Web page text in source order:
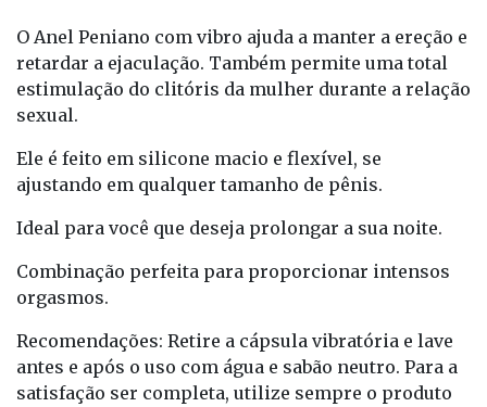
O Anel Peniano com vibro ajuda a manter a ereção e
retardar a ejaculação. Também permite uma total
estimulação do clitóris da mulher durante a relação
sexual.
Ele é feito em silicone macio e flexível, se
ajustando em qualquer tamanho de pênis.
Ideal para você que deseja prolongar a sua noite.
Combinação perfeita para proporcionar intensos
orgasmos.
Recomendações: Retire a cápsula vibratória e lave
antes e após o uso com água e sabão neutro. Para a
satisfação ser completa, utilize sempre o produto